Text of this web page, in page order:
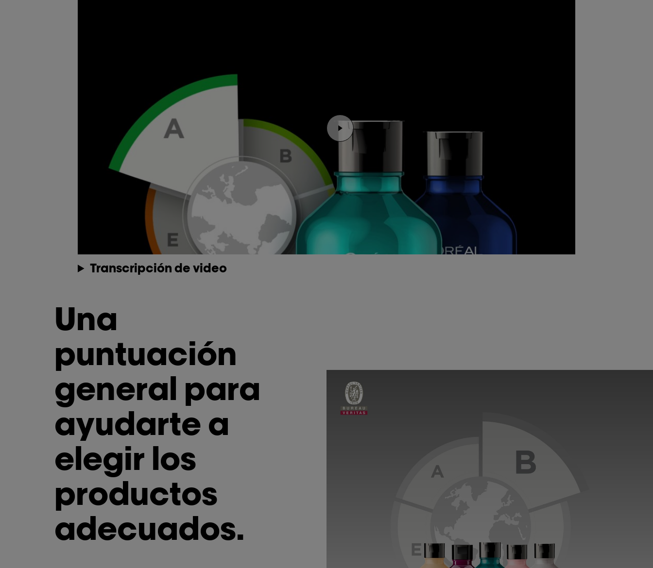
Reproducir el video Reproductor de videos de Youtube - Conozca más sobre
Transcripción de video
Una
puntuación
general para
ayudarte a
elegir los
productos
adecuados.